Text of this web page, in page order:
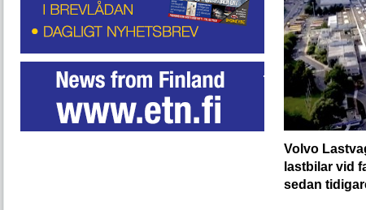
Volvo
lastbilar vid
sedan